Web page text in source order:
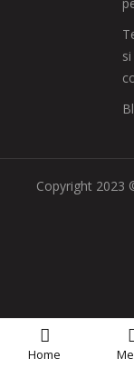
Home
si
Copyright 2023